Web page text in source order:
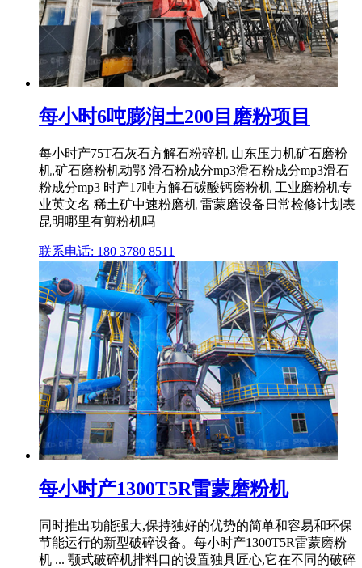
每小时6吨膨润土200目磨粉项目
每小时产75T石灰石方解石粉碎机 山东压力机矿石磨粉
机,矿石磨粉机动鄂 滑石粉成分mp3滑石粉成分mp3滑石
粉成分mp3 时产17吨方解石碳酸钙磨粉机 工业磨粉机专
业英文名 稀土矿中速粉磨机 雷蒙磨设备日常检修计划表
昆明哪里有剪粉机吗
联系电话: 180 3780 8511
每小时产1300T5R雷蒙磨粉机
同时推出功能强大,保持独好的优势的简单和容易和环保
节能运行的新型破碎设备。每小时产1300T5R雷蒙磨粉
机 ... 颚式破碎机排料口的设置独具匠心,它在不同的破碎